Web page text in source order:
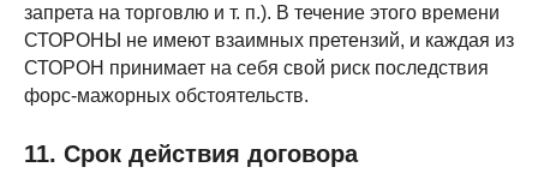
запрета на торговлю и т. п.). В течение этого времени
СТОРОНЫ не имеют взаимных претензий, и каждая из
СТОРОН принимает на себя свой риск последствия
форс-мажорных обстоятельств.
11. Срок действия договора